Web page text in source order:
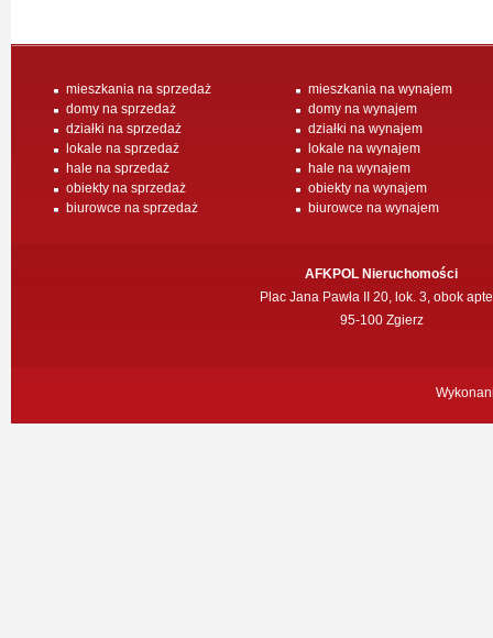
mieszkania na sprzedaż
domy na sprzedaż
działki na sprzedaż
lokale na sprzedaż
hale na sprzedaż
obiekty na sprzedaż
biurowce na sprzedaż
mieszkania na wynajem
domy na wynajem
działki na wynajem
lokale na wynajem
hale na wynajem
obiekty na wynajem
biurowce na wynajem
AFKPOL Nieruchomości
Plac Jana Pawła II 20, lok. 3, obok
95-100 Zgierz